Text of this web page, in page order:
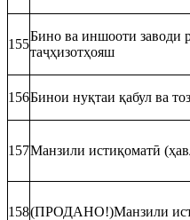
155
Бино ва иншооти заводи
таҷҳизотҳояш
156Бинои нуқтаи қабул ва
157Манзили истиқоматӣ
158(ПРОДАНО!)Манзили